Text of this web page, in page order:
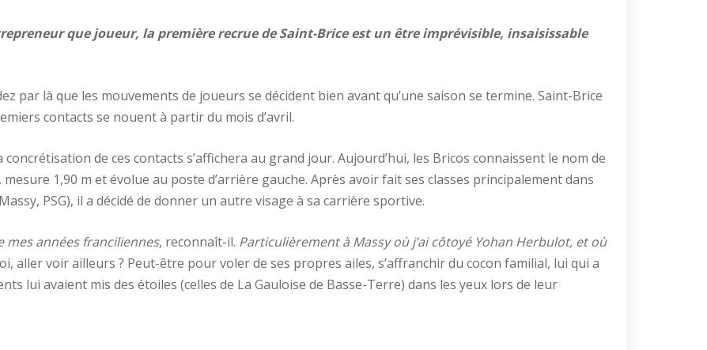
que joueur, la première recrue de Saint-Brice est un être imprévisible, insaisissable
par là que les mouvements de joueurs se décident bien avant qu’une saison se termine. Saint-Brice
contacts se nouent à partir du mois d’avril.
de ces contacts s’affichera au grand jour. Aujourd’hui, les Bricos connaissent le nom de
1,90 m et évolue au poste d’arrière gauche. Après avoir fait ses classes principalement dans
PSG), il a décidé de donner un autre visage à sa carrière sportive.
mes années franciliennes, reconnaît-il. Particulièrement à Massy où j’ai côtoyé Yohan Herbulot, et où
aller voir ailleurs ? Peut-être pour voler de ses propres ailes, s’affranchir du cocon familial, lui qui a
lui avaient mis des étoiles (celles de La Gauloise de Basse-Terre) dans les yeux lors de leur